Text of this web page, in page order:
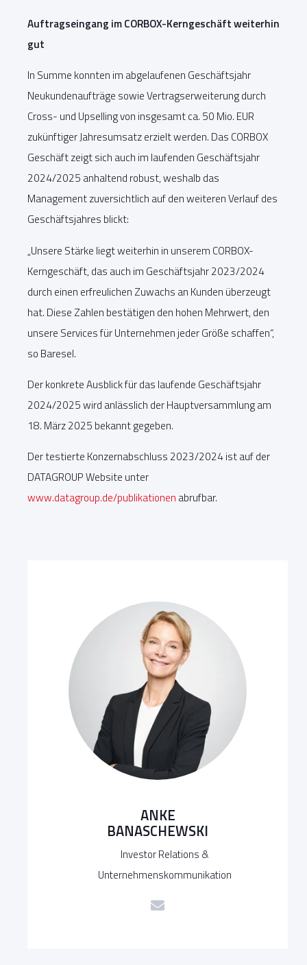
Auftragseingang im CORBOX-Kerngeschäft weiterhin
gut
In Summe konnten im abgelaufenen Geschäftsjahr
Neukundenaufträge sowie Vertragserweiterung durch
Cross- und Upselling von insgesamt ca. 50 Mio. EUR
zukünftiger Jahresumsatz erzielt werden. Das CORBOX
Geschäft zeigt sich auch im laufenden Geschäftsjahr
2024/2025 anhaltend robust, weshalb das
Management zuversichtlich auf den weiteren Verlauf des
Geschäftsjahres blickt:
„Unsere Stärke liegt weiterhin in unserem CORBOX-
Kerngeschäft, das auch im Geschäftsjahr 2023/2024
durch einen erfreulichen Zuwachs an Kunden überzeugt
hat. Diese Zahlen bestätigen den hohen Mehrwert, den
unsere Services für Unternehmen jeder Größe schaffen“,
so Baresel.
Der konkrete Ausblick für das laufende Geschäftsjahr
2024/2025 wird anlässlich der Hauptversammlung am
18. März 2025 bekannt gegeben.
Der testierte Konzernabschluss 2023/2024 ist auf der
DATAGROUP Website unter
www.datagroup.de/publikationen abrufbar.
ANKE
BANASCHEWSKI
Investor Relations &
Unternehmenskommunikation